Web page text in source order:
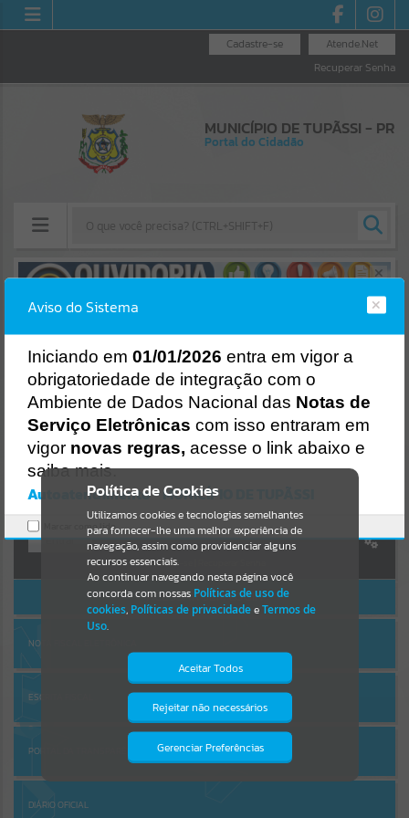
Atende.Net
Cadastre-se
Recuperar Senha
MUNICÍPIO DE TUPÃSSI - PR
Portal do Cidadão
Resultados para""
Portais
Por favor, aguarde...
NOTÍCIAS
Por favor, aguarde...
Por favor, aguarde...
SERVIÇOS
Por favor, aguarde...
PÁGINAS
AUTOATENDIMENTO
Cadastre-se
ACESSAR SEM LOGIN
NOTA FISCAL ELETRÔNICA
ESCRITA FISCAL
PORTAL DA TRANSPARÊNCIA
DIÁRIO OFICIAL
Política de Cookies
Utilizamos cookies e tecnologias semelhantes
para fornecer-lhe uma melhor experiência de
navegação, assim como providenciar alguns
recursos essenciais.
Ao continuar navegando nesta página você
concorda com nossas Políticas de uso de
cookies, Políticas de privacidadeeTermos de
Uso.
Aceitar Todos
Rejeitar não necessários
Gerenciar Preferências
Isto significa que diversos recursos
providenciados poderão não estar
Aviso do Sistema
Iniciando em 01/01/2026 entra em vigor a
obrigatoriedade de integração com o
Ambiente de Dados Nacional das Notas de
Serviço Eletrônicas com isso entraram em
vigor novas regras, acesse o link abaixo e
saiba mais.
Autoatendimento - MUNICÍPIO DE TUPÃSSI
Marcar como lido.
Erro
Gerenciamento do Sistema
CÓDIGO DA MENSAGEM:
Ocorreu um erro de script:
Uncaught SyntaxError: Unexpected token '('
https://tupassi.atende.net/cidadao/agenda/agenda-de-eventos-
2026/evento/static/bundle/wpo_index_2_base_l2_portal_editores_s
ync_0b42c19fa6001c693ae1518a9338907f.js?v=b4a5ca9c:47
Verificar Mais Detalhes